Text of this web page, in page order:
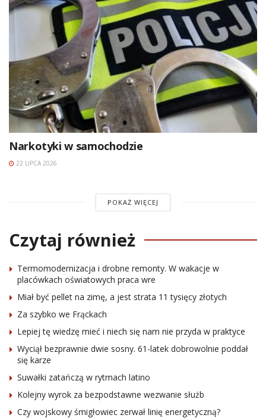
Narkotyki w samochodzie
22 LIPCA 2026
POKAŻ WIĘCEJ
Czytaj również
Termomodernizacja i drobne remonty. W wakacje w
placówkach oświatowych praca wre
Miał być pellet na zimę, a jest strata 11 tysięcy złotych
Za szybko we Frąckach
Lepiej tę wiedzę mieć i niech się nam nie przyda w praktyce
Wyciął bezprawnie dwie sosny. 61-latek dobrowolnie poddał
się karze
Suwałki zatańczą w rytmach latino
Kolejny wyrok za bezpodstawne wezwanie służb
Czy wojskowy śmigłowiec zerwał linię energetyczną?